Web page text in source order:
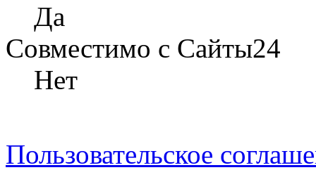
Да
Совместимо с Сайты24
Нет
Пользовательское